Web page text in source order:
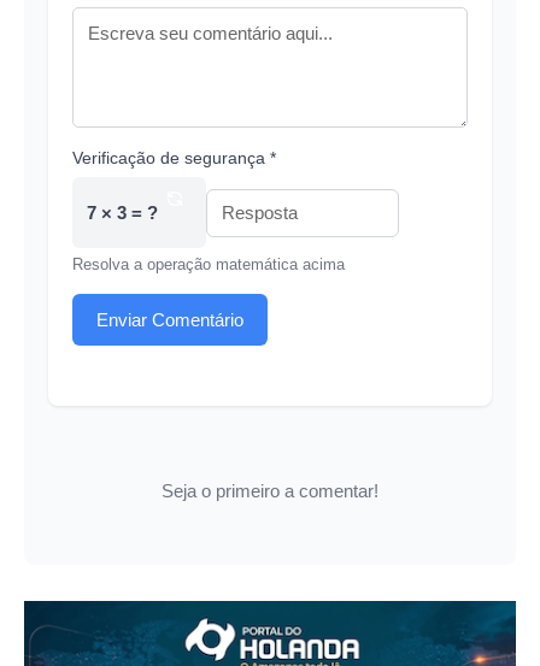
Verificação de segurança *
7 × 3 = ?
Resolva a operação matemática acima
Enviar Comentário
Seja o primeiro a comentar!